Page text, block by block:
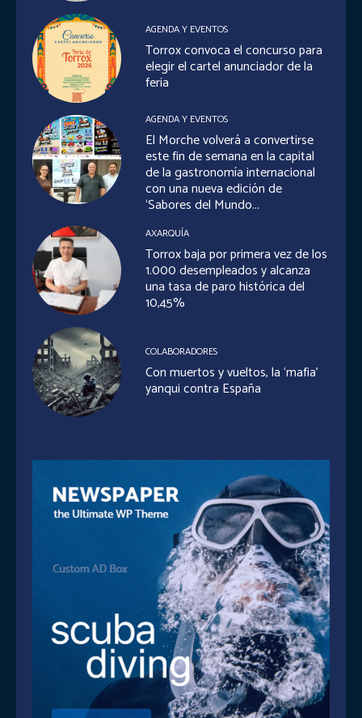
AGENDA Y EVENTOS
Torrox convoca el concurso para
elegir el cartel anunciador de la
feria
AGENDA Y EVENTOS
El Morche volverá a convertirse
este fin de semana en la capital
de la gastronomía internacional
con una nueva edición de
‘Sabores del Mundo...
AXARQUÍA
Torrox baja por primera vez de los
1.000 desempleados y alcanza
una tasa de paro histórica del
10,45%
COLABORADORES
Con muertos y vueltos, la ‘mafia’
yanqui contra España